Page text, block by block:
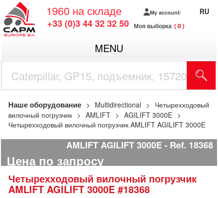
1960 на складе
+33 (0)3 44 32 32 50
My account
Моя выборка 0
RU
MENU
Наше оборудование Multidirectional
Четырехходовый
вилочный погрузчик
AMLIFT
AGILIFT 3000E
Четырехходовый вилочный погрузчик AMLIFT AGILIFT 3000E
AMLIFT AGILIFT 3000E Ref. 18368
Цена по запросу
Четырехходовый вилочный погрузчик
AMLIFT AGILIFT 3000E #18368